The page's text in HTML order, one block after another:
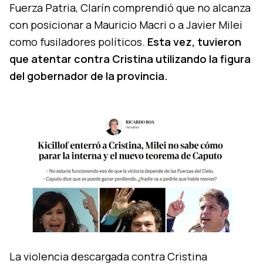
Fuerza Patria, Clarín comprendió que no alcanza
con posicionar a Mauricio Macri o a Javier Milei
como fusiladores políticos. Esta vez, tuvieron
que atentar contra Cristina utilizando la figura
del gobernador de la provincia.
La violencia descargada contra Cristina